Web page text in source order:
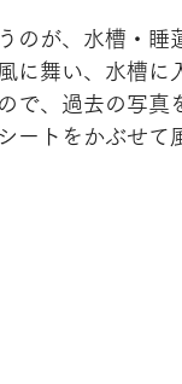
のが、水槽・
に舞い、水槽
で、過去の写真
ートをかぶせ